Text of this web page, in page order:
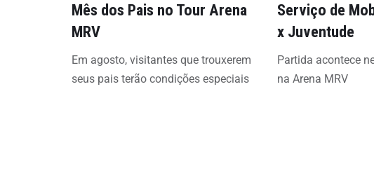
Mês dos Pais no Tour Arena
MRV
Em agosto, visitantes que trouxerem
seus pais terão condições especiais
Serviço de
x Juventude
Partida acontece
na Arena MRV